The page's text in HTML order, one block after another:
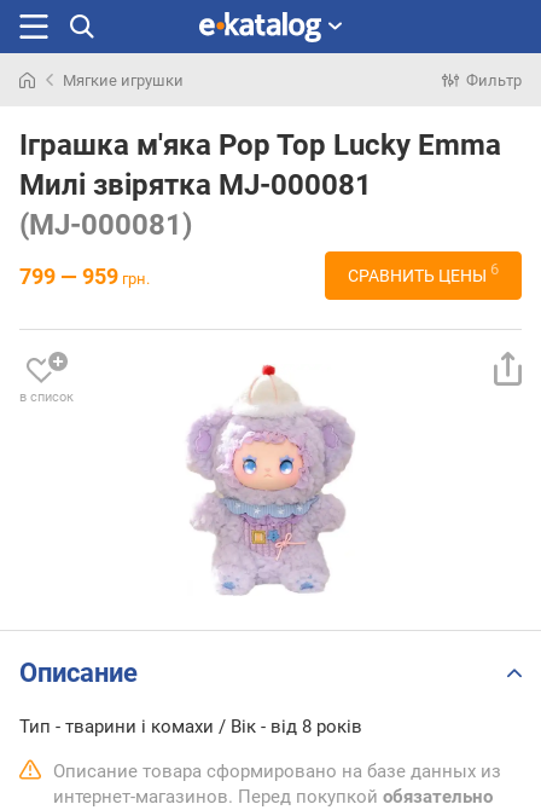
раньше
Мягкие игрушки Фильтр
Іграшка м'яка Pop Top Lucky Emma
Милі звірятка MJ-000081
(MJ-000081)
799 — 959 грн. СРАВНИТЬ ЦЕНЫ 6
в список
Описание
Тип - тварини і комахи / Вік - від 8 років
Описание товара сформировано на базе данных из
интернет-магазинов. Перед покупкой обязательно